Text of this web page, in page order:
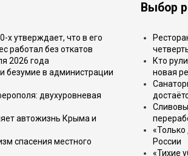
х утверждает, что в его
работал без откатов
2026 года
безумие в администрации
двухуровневая
автожизнь Крыма и
спасения местного
Выбор
Кто
новая
«Только
России
«Тихие